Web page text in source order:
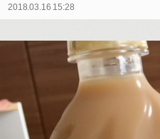
2018.03.16 15:28